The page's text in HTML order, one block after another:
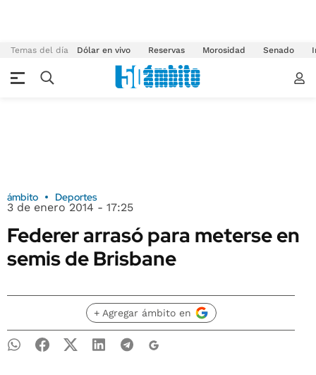
Temas del día Dólar en vivo Reservas Morosidad Senado
ámbito Deportes
3 de enero 2014 - 17:25
Federer arrasó para meterse en
semis de Brisbane
+ Agregar ámbito en